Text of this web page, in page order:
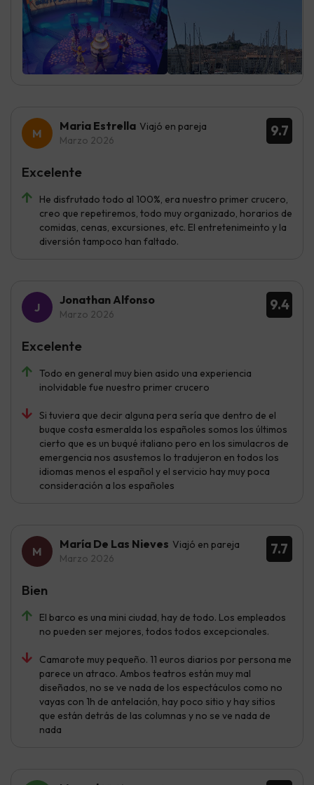
9.7
Maria Estrella Viajó en pareja
Marzo 2026
He disfrutado todo al 100%, era nuestro primer crucero,
creo que repetiremos, todo muy organizado, horarios de
comidas, cenas, excursiones, etc. El entretenimeinto y la
diversión tampoco han faltado.
Excelente
9.4
Jonathan Alfonso
Marzo 2026
Todo en general muy bien asido una experiencia
inolvidable fue nuestro primer crucero
Si tuviera que decir alguna pera sería que dentro de el
buque costa esmeralda los españoles somos los últimos
cierto que es un buqué italiano pero en los simulacros de
emergencia nos asustemos lo tradujeron en todos los
idiomas menos el español y el servicio hay muy poca
consideración a los españoles
Excelente
7.7
María De Las Nieves Viajó en pareja
Marzo 2026
El barco es una mini ciudad, hay de todo. Los empleados
no pueden ser mejores, todos todos excepcionales.
Camarote muy pequeño. 11 euros diarios por persona me
parece un atraco. Ambos teatros están muy mal
diseñados, no se ve nada de los espectáculos como no
vayas con 1h de antelación, hay poco sitio y hay sitios
que están detrás de las columnas y no se ve nada de
nada
Bien